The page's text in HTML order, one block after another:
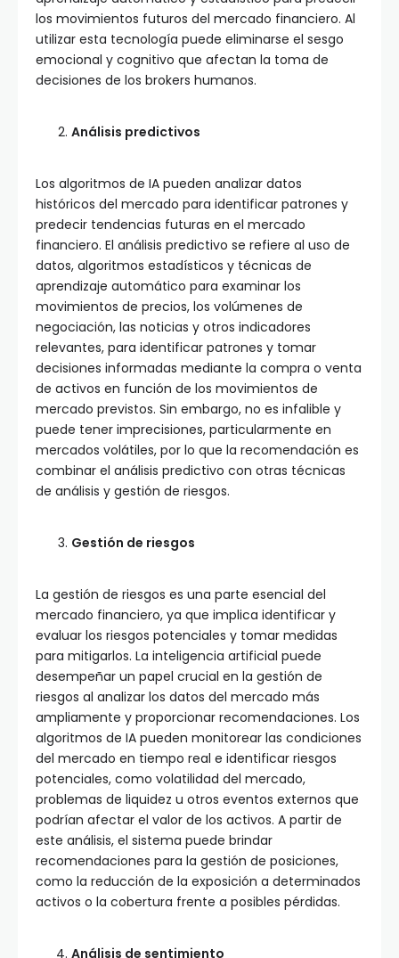
los movimientos futuros del mercado financiero. Al
utilizar esta tecnología puede eliminarse el sesgo
emocional y cognitivo que afectan la toma de
decisiones de los brokers humanos.
Análisis predictivos
Los algoritmos de IA pueden analizar datos
históricos del mercado para identificar patrones y
predecir tendencias futuras en el mercado
financiero. El análisis predictivo se refiere al uso de
datos, algoritmos estadísticos y técnicas de
aprendizaje automático para examinar los
movimientos de precios, los volúmenes de
negociación, las noticias y otros indicadores
relevantes, para identificar patrones y tomar
decisiones informadas mediante la compra o venta
de activos en función de los movimientos de
mercado previstos. Sin embargo, no es infalible y
puede tener imprecisiones, particularmente en
mercados volátiles, por lo que la recomendación es
combinar el análisis predictivo con otras técnicas
de análisis y gestión de riesgos.
Gestión de riesgos
La gestión de riesgos es una parte esencial del
mercado financiero, ya que implica identificar y
evaluar los riesgos potenciales y tomar medidas
para mitigarlos. La inteligencia artificial puede
desempeñar un papel crucial en la gestión de
riesgos al analizar los datos del mercado más
ampliamente y proporcionar recomendaciones. Los
algoritmos de IA pueden monitorear las condiciones
del mercado en tiempo real e identificar riesgos
potenciales, como volatilidad del mercado,
problemas de liquidez u otros eventos externos que
podrían afectar el valor de los activos. A partir de
este análisis, el sistema puede brindar
recomendaciones para la gestión de posiciones,
como la reducción de la exposición a determinados
activos o la cobertura frente a posibles pérdidas.
Análisis de sentimiento